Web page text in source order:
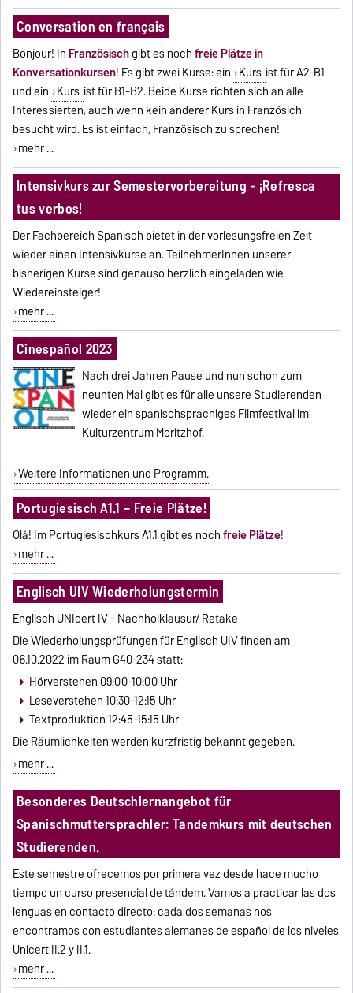
Conversation en français
Bonjour! In Französischgibt es nochfreie Plätze in
Konversationkursen! Es gibt zwei Kurse: ein Kurs ist für A2-B1
und ein Kurs ist für B1-B2. Beide Kurse richten sich an alle
Interessierten, auch wenn kein anderer Kurs in Französich
besucht wird. Es ist einfach, Französisch zu sprechen!
mehr ...
Intensivkurs zur Semestervorbereitung - ¡Refresca
tus verbos!
Der Fachbereich Spanisch bietet in der vorlesungsfreien Zeit
wieder einen Intensivkurse an. TeilnehmerInnen unserer
bisherigen Kurse sind genauso herzlich eingeladen wie
Wiedereinsteiger!
mehr ...
Cinespañol 2023
Nach drei Jahren Pause und nun schon zum
neunten Mal gibt es für alle unsere Studierenden
wieder ein spanischsprachiges Filmfestival im
Kulturzentrum Moritzhof.
Weitere Informationen und Programm.
Portugiesisch A1.1 – Freie Plätze!
Olá! Im Portugiesischkurs A1.1 gibt es nochfreie Plätze!
mehr ...
Englisch UIV Wiederholungstermin
Englisch UNIcert IV - Nachholklausur/ Retake
Die Wiederholungsprüfungen für Englisch UIV finden am
06.10.2022 im Raum G40-234 statt:
Hörverstehen 09:00-10:00 Uhr
Leseverstehen 10:30-12:15 Uhr
Textproduktion 12:45-15:15 Uhr
Die Räumlichkeiten werden kurzfristig bekannt gegeben.
mehr ...
Besonderes Deutschlernangebot für
Spanischmuttersprachler: Tandemkurs mit deutschen
Studierenden.
Este semestre ofrecemos por primera vez desde hace mucho
tiempo un curso presencial de tándem. Vamos a practicar las dos
lenguas en contacto directo: cada dos semanas nos
encontramos con estudiantes alemanes de español de los niveles
Unicert II.2 y II.1.
mehr ...